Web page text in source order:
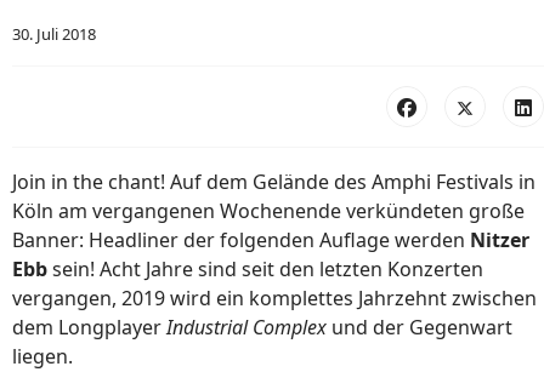
30. Juli 2018
Join in the chant! Auf dem Gelände des Amphi Festivals in
Köln am vergangenen Wochenende verkündeten große
Banner: Headliner der folgenden Auflage werden Nitzer
Ebbsein! Acht Jahre sind seit den letzten Konzerten
vergangen, 2019 wird ein komplettes Jahrzehnt zwischen
dem LongplayerIndustrial Complex und der Gegenwart
liegen.